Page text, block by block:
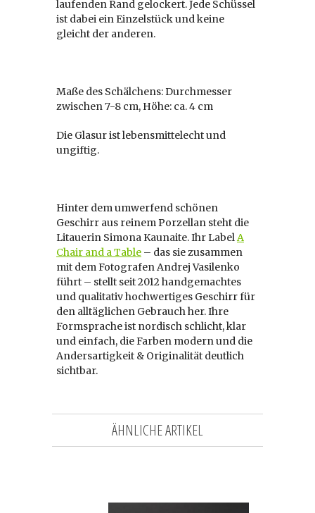
laufenden Rand gelockert. Jede Schüssel
ist dabei ein Einzelstück und keine
gleicht der anderen.
Maße des Schälchens: Durchmesser
zwischen 7-8 cm, Höhe: ca. 4 cm
Die Glasur ist lebensmittelecht und
ungiftig.
Hinter dem umwerfend schönen
Geschirr aus reinem Porzellan steht die
Litauerin Simona Kaunaite. Ihr LabelA
Chair and a Table – das sie zusammen
mit dem Fotografen Andrej Vasilenko
führt – stellt seit 2012 handgemachtes
und qualitativ hochwertiges Geschirr für
den alltäglichen Gebrauch her. Ihre
Formsprache ist nordisch schlicht, klar
und einfach, die Farben modern und die
Andersartigkeit & Originalität deutlich
sichtbar.
ÄHNLICHE ARTIKEL